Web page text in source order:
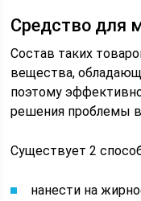
Средство для
Состав таких
вещества,
поэтому
решения проблемы
Существует 2
нанести на